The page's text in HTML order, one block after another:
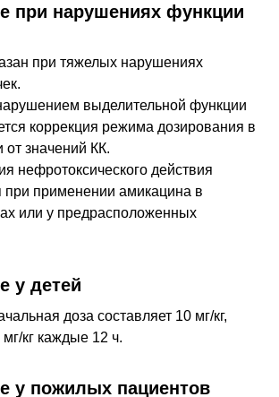
при нарушениях функции
при тяжелых нарушениях
выделительной функции
коррекция режима дозирования в
от значений КК.
нефротоксического действия
при применении амикацина в
или у предрасположенных
у детей
доза составляет 10 мг/кг,
кг каждые 12 ч.
у пожилых пациентов